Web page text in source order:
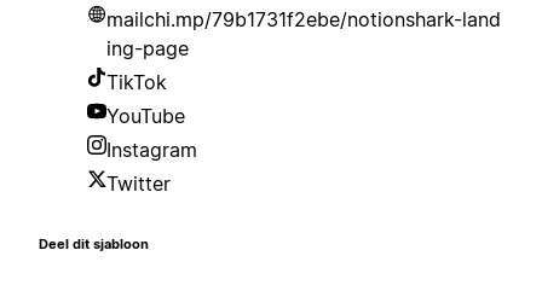
mailchi.mp/79b1731f2ebe/notionshark-land
ing-page
TikTok
YouTube
Instagram
Twitter
Deel dit sjabloon